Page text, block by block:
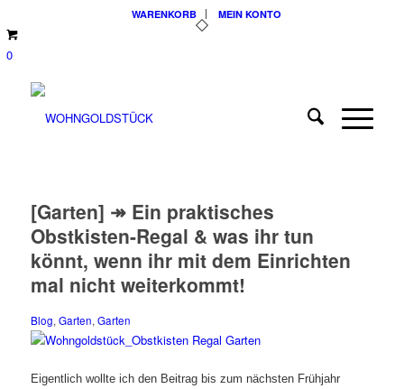
WARENKORB MEIN KONTO
0
[Garten] ↠ Ein praktisches
Obstkisten-Regal & was ihr tun
könnt, wenn ihr mit dem Einrichten
mal nicht weiterkommt!
Blog, Garten, Garten
Eigentlich wollte ich den Beitrag bis zum nächsten Frühjahr